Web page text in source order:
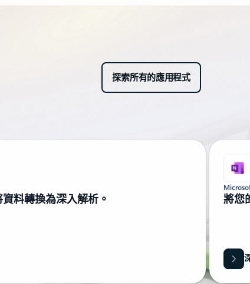
探索所有的應用程式
料轉換為深入解析。 將您